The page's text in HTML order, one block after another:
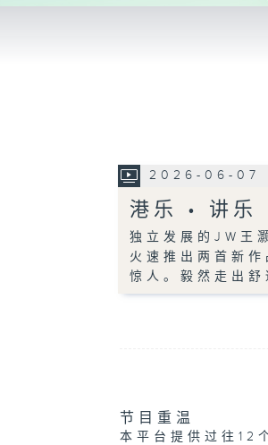
2026-06-07
港乐 • 讲乐
独立发展的JW王
火速推出两首新作
惊人。毅然走出舒
节目重温
本平台提供过往12